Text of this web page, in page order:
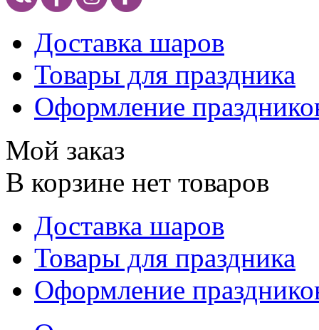
Доставка шаров
Товары для праздника
Оформление
Мой заказ
В корзине нет товаров
Доставка шаров
Товары для праздника
Оформление